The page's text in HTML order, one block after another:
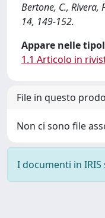
Bertone, C., Rivera,
14, 149-152.
Appare nelle
1.1 Articolo in
File in questo
Non ci sono file
I documenti in